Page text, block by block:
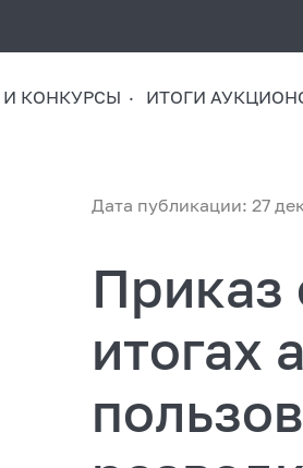
КОНКУРСЫ ИТОГИ
Дата публикации: 27
Приказ
итогах